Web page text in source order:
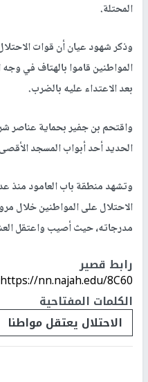
المحتلة.
وذكر شهود عيان أن قوات
المواطنين قاموا بالهتاف في
بعد الاعتداء عليه بالضرب.
واقتحم بن جفير بحماية عناصر
الحديد أحد أبواب المسجد
وتشهد منطقة باب العامود منذ
الاحتلال على المواطنين خلال
مدرجاته، حيث أصيب واعتقل
رابط قصير
https://nn.najah.edu/8C60/
الكلمات المفتاحية
الاحتلال يعتقل مواطنا